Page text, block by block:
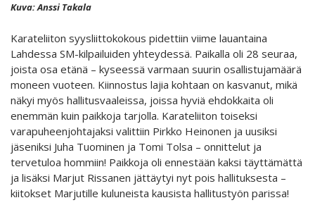
Kuva: Anssi Takala
Karateliiton syysliittokokous pidettiin viime lauantaina
Lahdessa SM-kilpailuiden yhteydessä. Paikalla oli 28 seuraa,
joista osa etänä – kyseessä varmaan suurin osallistujamäärä
moneen vuoteen. Kiinnostus lajia kohtaan on kasvanut, mikä
näkyi myös hallitusvaaleissa, joissa hyviä ehdokkaita oli
enemmän kuin paikkoja tarjolla. Karateliiton toiseksi
varapuheenjohtajaksi valittiin Pirkko Heinonen ja uusiksi
jäseniksi Juha Tuominen ja Tomi Tolsa – onnittelut ja
tervetuloa hommiin! Paikkoja oli ennestään kaksi täyttämättä
ja lisäksi Marjut Rissanen jättäytyi nyt pois hallituksesta –
kiitokset Marjutille kuluneista kausista hallitustyön parissa!